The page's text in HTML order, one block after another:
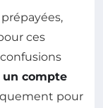
ces
un compte
pour